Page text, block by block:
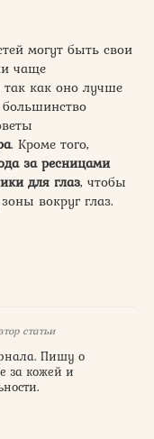
могут быть свои
чаще
так как оно лучше
. Кроме того,
за ресницами
для глаз, чтобы
вокруг глаз.
статьи
Пишу о
за кожей и